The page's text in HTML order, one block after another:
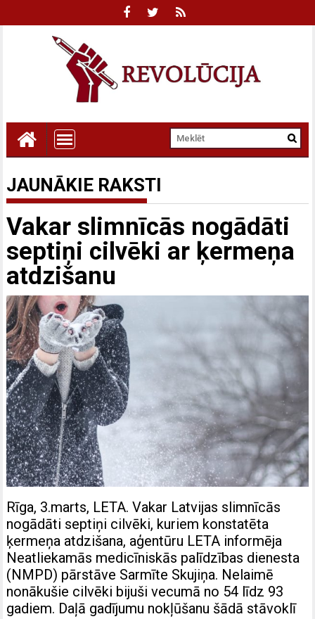
JAUNĀKIE RAKSTI
Vakar slimnīcās nogādāti
septiņi cilvēki ar ķermeņa
atdzišanu
Rīga, 3.marts, LETA. Vakar Latvijas slimnīcās
nogādāti septiņi cilvēki, kuriem konstatēta
ķermeņa atdzišana, aģentūru LETA informēja
Neatliekamās medicīniskās palīdzības dienesta
(NMPD) pārstāve Sarmīte Skujiņa. Nelaimē
nonākušie cilvēki bijuši vecumā no 54 līdz 93
gadiem. Daļā gadījumu nokļūšanu šādā stāvoklī